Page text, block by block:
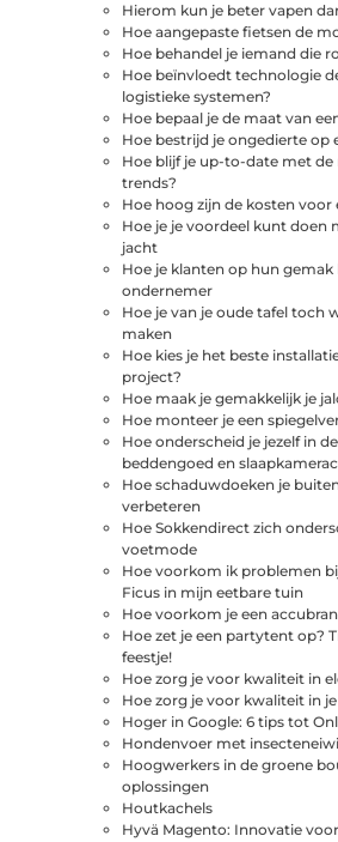
Hierom kun je beter vapen
Hoe aangepaste fietsen de
Hoe behandel je iemand die
Hoe beïnvloedt technologie
logistieke systemen?
Hoe bepaal je de maat van
Hoe bestrijd je ongedierte op
Hoe blijf je up-to-date met
trends?
Hoe hoog zijn de kosten
Hoe je je voordeel kunt doen
jacht
Hoe je klanten op hun gemak
ondernemer
Hoe je van je oude tafel toch
maken
Hoe kies je het beste
project?
Hoe maak je gemakkelijk je
Hoe monteer je een
Hoe onderscheid je jezelf in
beddengoed en
Hoe schaduwdoeken je
verbeteren
Hoe Sokkendirect zich
voetmode
Hoe voorkom ik problemen
Ficus in mijn eetbare tuin
Hoe voorkom je een
Hoe zet je een partytent op?
feestje!
Hoe zorg je voor kwaliteit in
Hoe zorg je voor kwaliteit in
Hoger in Google: 6 tips tot
Hondenvoer met
Hoogwerkers in de groene
oplossingen
Houtkachels
Hyvä Magento: Innovatie